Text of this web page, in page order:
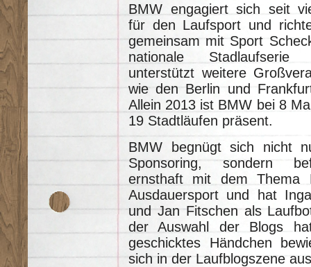
BMW engagiert sich seit
für den Laufsport und
gemeinsam mit Sport
nationale
unterstützt weitere
wie den Berlin und
Allein 2013 ist BMW bei 8
19 Stadtläufen präsent.
BMW begnügt sich nicht
Sponsoring, sondern
ernsthaft mit dem Thema
Ausdauersport und hat
und Jan Fitschen als
der Auswahl der Blogs
geschicktes Händchen
sich in der Laufblogszene